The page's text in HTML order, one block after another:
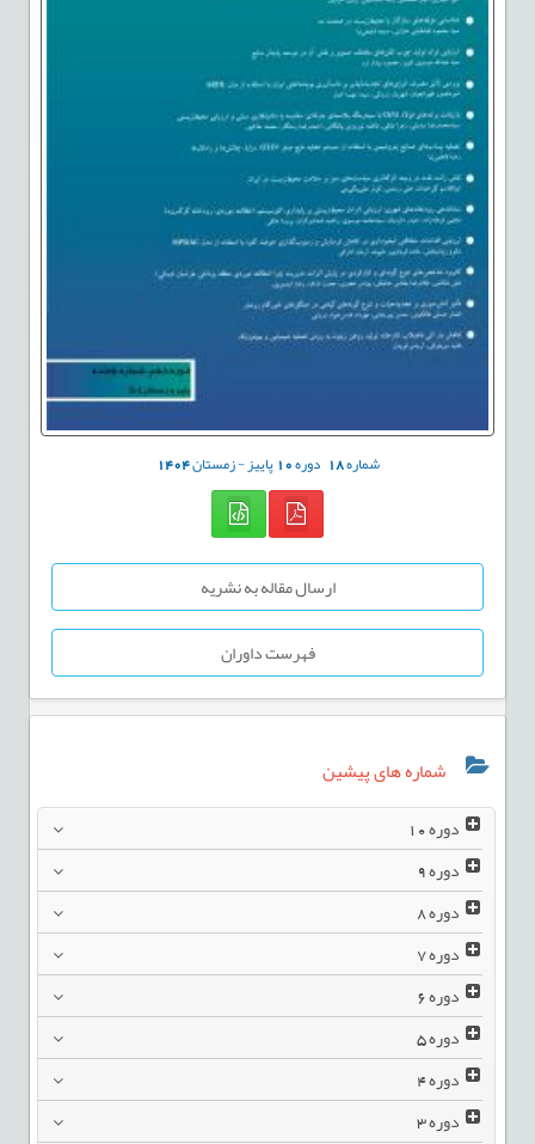
شماره18 دوره10پاییز - زمستان1404
ارسال مقاله به نشریه
فهرست داوران
شماره های پیشین
دوره10
دوره9
دوره8
دوره7
دوره6
دوره5
دوره4
دوره3